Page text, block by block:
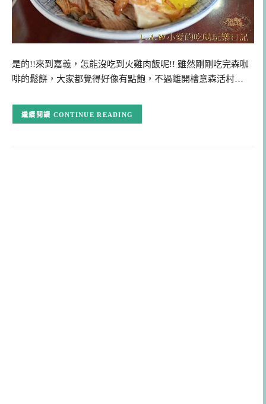
是的!!來到嘉義，怎能沒吃到火雞肉飯呢!! 雖然剛剛吃完森咖
啡的鬆餅，大家都覺得好像有點飽，不過離開檜意森活村…
CONTINUE READING